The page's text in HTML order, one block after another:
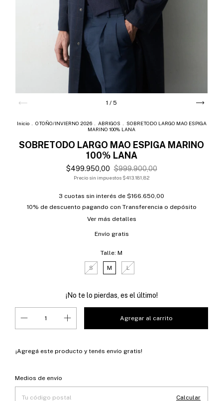
1 / 5
Inicio OTOÑO/INVIERNO 2026 ABRIGOS
SOBRETODO LARGO MAO ESPIGA
MARINO 100% LANA
SOBRETODO LARGO MAO ESPIGA MARINO
100% LANA
$499.950,00 $999.900,00
Precio sin impuestos $413.181,82
3 cuotas sin interés de $166.650,00
10% de descuento pagando con Transferencia o depósito
Ver más detalles
Envío gratis
Talle: M
S M L
¡No te lo pierdas, es el último!
¡Agregá este producto y tenés envío gratis!
Entregas para el CP:
Medios de envío
Calcular